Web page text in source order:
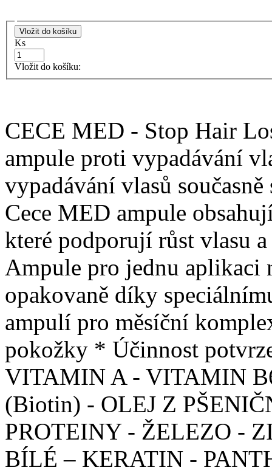
Ks
Vložit do košíku:
CECE MED - Stop Hair
ampule proti vypadávání
vypadávání vlasů
Cece MED ampule
které podporují růst vlasu
Ampule pro jednu aplikaci
opakovaně díky
ampulí pro měsíční
pokožky * Účinnost
VITAMIN A - VITAMIN
(Biotin) - OLEJ Z
PROTEINY - ŽELEZO -
BÍLÉ – KERATIN -